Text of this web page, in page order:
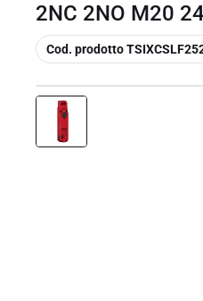
2NC 2NO M20
copia
Cod. prodotto